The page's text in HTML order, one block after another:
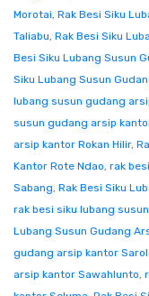
Morotai, Rak Besi Siku
Taliabu, Rak Besi Siku
Besi Siku Lubang Susun
Siku Lubang Susun
lubang susun gudang
susun gudang arsip
arsip kantor Rokan Hilir,
Kantor Rote Ndao, rak
Sabang, Rak Besi Siku
rak besi siku lubang
Lubang Susun Gudang
gudang arsip kantor
arsip kantor Sawahlunto,